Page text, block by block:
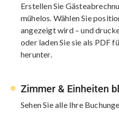
Erstellen Sie
mühelos. Wählen Sie
angezeigt wird – und
oder laden Sie sie als PDF
herunter.
Zimmer & Einheiten
Sehen Sie alle Ihre